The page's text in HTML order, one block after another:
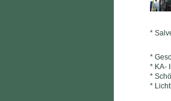
*
*
* KA-
*
*